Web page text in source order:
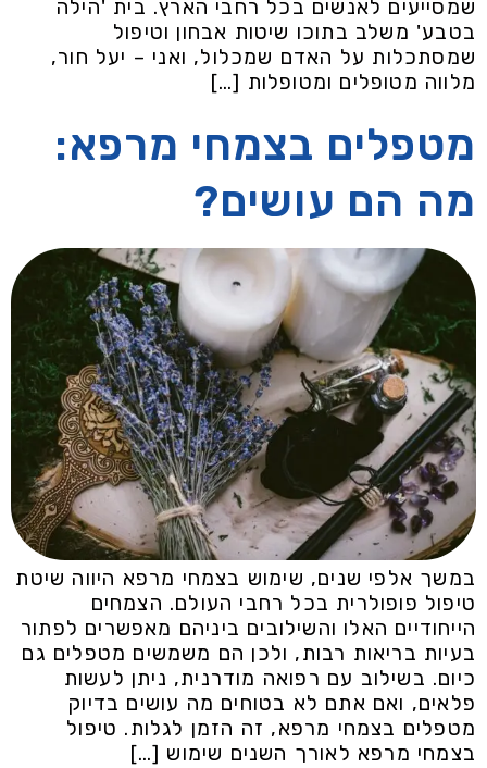
שמסייעים לאנשים בכל רחבי הארץ. בית 'הילה
בטבע' משלב בתוכו שיטות אבחון וטיפול
שמסתכלות על האדם שמכלול, ואני – יעל חור,
מלווה מטופלים ומטופלות […]
מטפלים בצמחי מרפא:
מה הם עושים?
במשך אלפי שנים, שימוש בצמחי מרפא היווה שיטת
טיפול פופולרית בכל רחבי העולם. הצמחים
הייחודיים האלו והשילובים ביניהם מאפשרים לפתור
בעיות בריאות רבות, ולכן הם משמשים מטפלים גם
כיום. בשילוב עם רפואה מודרנית, ניתן לעשות
פלאים, ואם אתם לא בטוחים מה עושים בדיוק
מטפלים בצמחי מרפא, זה הזמן לגלות. טיפול
בצמחי מרפא לאורך השנים שימוש […]